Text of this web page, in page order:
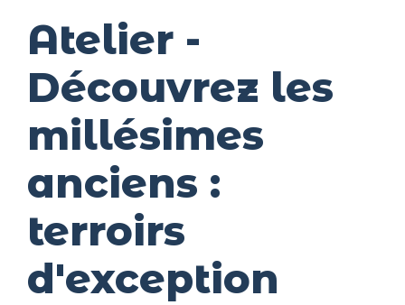
Atelier -
Découvrez les
millésimes
anciens :
terroirs
d'exception